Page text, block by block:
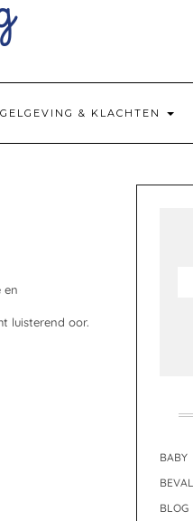
& KLACHTEN
en
luisterend oor.
BABY
BLOG